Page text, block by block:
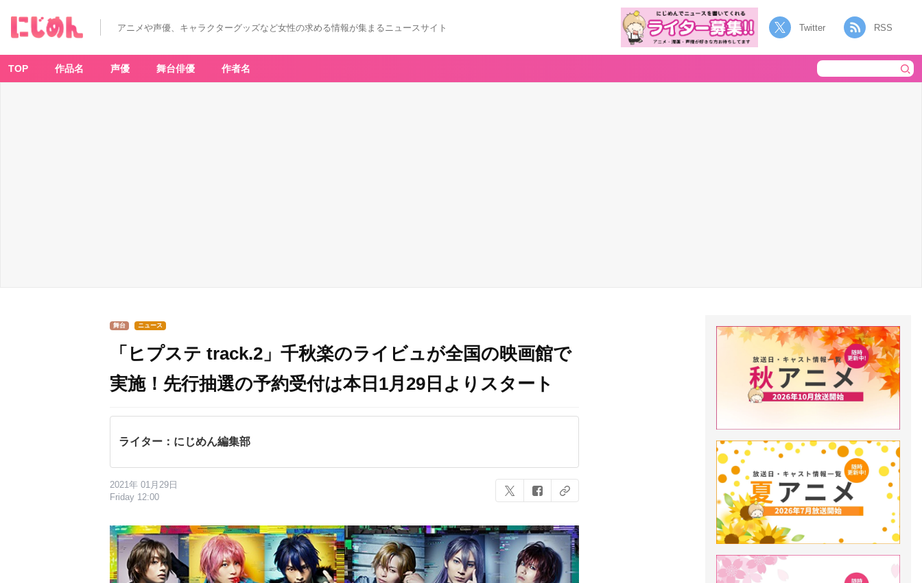
アニメや声優、キャラクターグッズなど女性の求める情報が集まるニュースサイト Twitter RSS
TOP 作品名 声優 舞台俳優 作者名
舞台 ニュース
「ヒプステ track.2」千秋楽のライビュが全国の映画館で
実施！先行抽選の予約受付は本日1月29日よりスタート
ライター：にじめん編集部
2021年 01月29日
Friday 12:00